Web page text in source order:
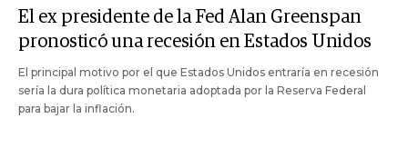
El ex presidente de la Fed Alan Greenspan
pronosticó una recesión en Estados Unidos
El principal motivo por el que Estados Unidos entraría en recesión
sería la dura política monetaria adoptada por la Reserva Federal
para bajar la inflación.